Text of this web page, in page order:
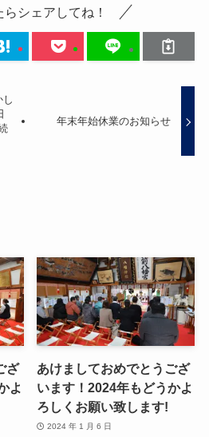
らシェアしてね！
年末年始休業のお知らせ
ざ
よ
あけましておめでとうござ
います！2024年もどうかよ
ろしくお願い致します!
2024 年 1 月 6 日